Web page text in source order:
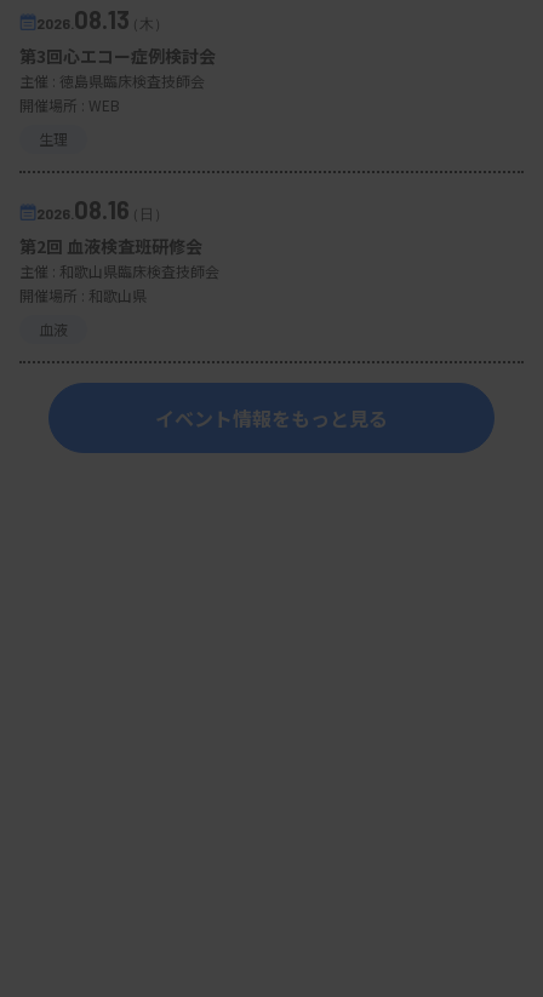
2026. 08.13（木）
第3回心エコー症例検討会
主催 : 徳島県臨床検査技師会
開催場所 : WEB
生理
2026. 08.16（日）
第2回 血液検査班研修会
主催 : 和歌山県臨床検査技師会
開催場所 : 和歌山県
血液
イベント情報をもっと見る